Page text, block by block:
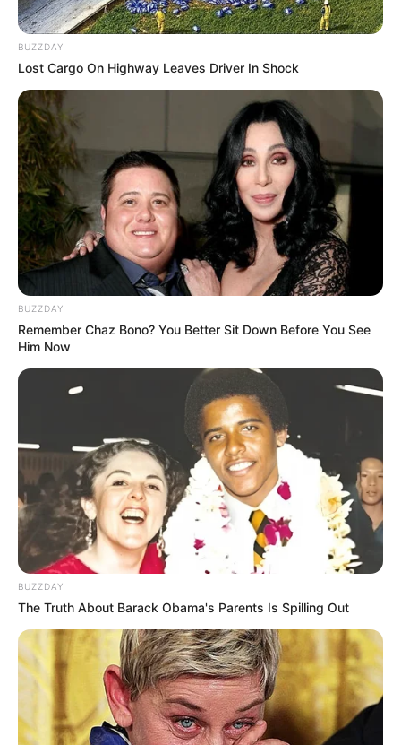
BUZZDAY
Lost Cargo On Highway Leaves Driver In Shock
BUZZDAY
Remember Chaz Bono? You Better Sit Down Before You See
Him Now
BUZZDAY
The Truth About Barack Obama's Parents Is Spilling Out